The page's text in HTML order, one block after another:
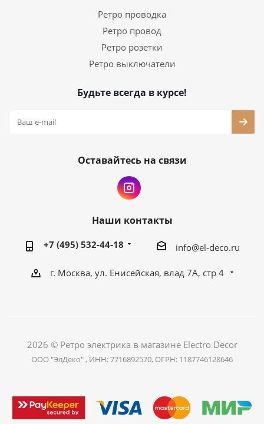
Ретро проводка
Ретро провод
Ретро розетки
Ретро выключатели
Будьте всегда в курсе!
Оставайтесь на связи
Наши контакты
+7 (495) 532-44-18 info@el-deco.ru
г. Москва, ул. Енисейская, влад 7А, стр 4
2026 © Ретро электрика в магазине Electro Decor
ООО "ЭлДеко" , ИНН: 7716892570, ОГРН: 1187746128646